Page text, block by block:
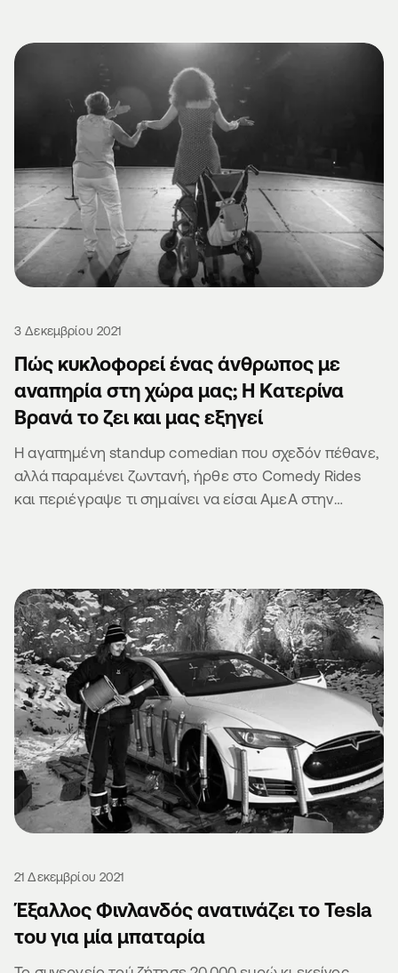
3 Δεκεμβρίου 2021
Πώς κυκλοφορεί ένας άνθρωπος με
αναπηρία στη χώρα μας; Η Κατερίνα
Βρανά το ζει και μας εξηγεί
Η αγαπημένη standup comedian που σχεδόν πέθανε,
αλλά παραμένει ζωντανή, ήρθε στο Comedy Rides
και περιέγραψε τι σημαίνει να είσαι ΑμεΑ στην
21 Δεκεμβρίου 2021
Έξαλλος Φινλανδός ανατινάζει το Tesla
του για μία μπαταρία